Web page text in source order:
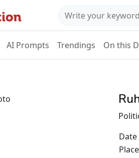
AI Prompts Trendings On this